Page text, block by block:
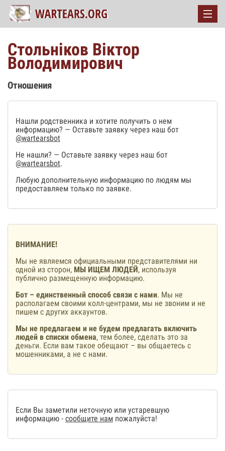
Стольніков Віктор
Володимирович
Отношения
Нашли родственника и хотите получить о нем
информацию? — Оставьте заявку через наш бот
@wartearsbot
Не нашли? — Оставьте заявку через наш бот
@wartearsbot.
Любую дополнительную информацию по людям мы
предоставляем только по заявке.
ВНИМАНИЕ!
Мы не являемся официальными представителями ни
одной из сторон, МЫ ИЩЕМ ЛЮДЕЙ, используя
публично размещенную информацию.
Бот – единственный способ связи с нами. Мы не
располагаем своими колл-центрами, мы не звоним и не
пишем с других аккаунтов.
Мы не предлагаем и не будем предлагать включить
людей в списки обмена, тем более, сделать это за
деньги. Если вам такое обещают – вы общаетесь с
мошенниками, а не с нами.
Если Вы заметили неточную или устаревшую
информацию - сообщите нам пожалуйста!